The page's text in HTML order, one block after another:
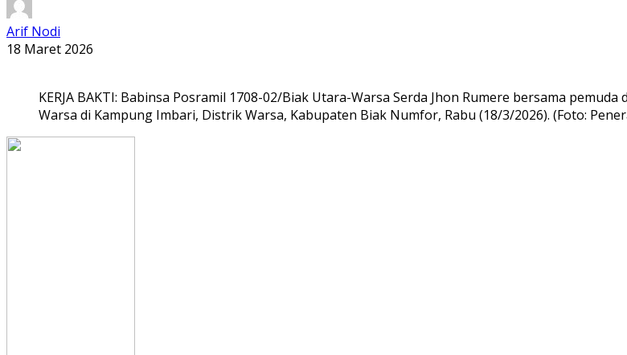
Arif Nodi
18 Maret 2026
KERJA BAKTI: Babinsa Posramil 1708-02/Biak Utara-Warsa Serda Jhon Rumere bersama
Warsa di Kampung Imbari, Distrik Warsa, Kabupaten Biak Numfor, Rabu (18/3/2026). (Foto: